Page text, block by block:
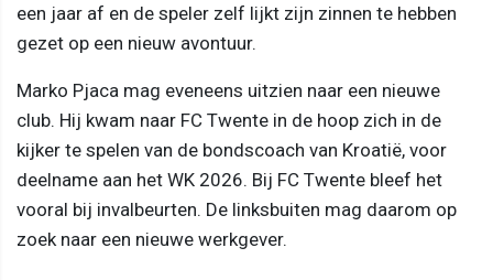
een jaar af en de speler zelf lijkt zijn zinnen te hebben
gezet op een nieuw avontuur.
Marko Pjaca mag eveneens uitzien naar een nieuwe
club. Hij kwam naar FC Twente in de hoop zich in de
kijker te spelen van de bondscoach van Kroatië, voor
deelname aan het WK 2026. Bij FC Twente bleef het
vooral bij invalbeurten. De linksbuiten mag daarom op
zoek naar een nieuwe werkgever.